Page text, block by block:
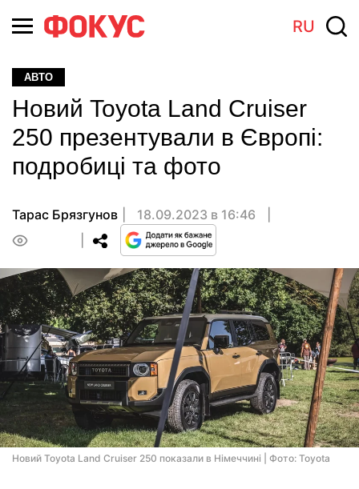
RU
АВТО
Новий Toyota Land Cruiser
250 презентували в Європі:
подробиці та фото
Тарас Брязгунов
18.09.2023 в 16:46
Новий Toyota Land Cruiser 250 показали в Німеччині | Фото: Toyota